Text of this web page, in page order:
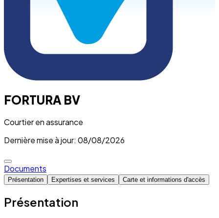
FORTURA BV
Courtier en assurance
Dernière mise à jour: 08/08/2026
Documents
Présentation Expertises et services Carte et informations d'accès
Présentation